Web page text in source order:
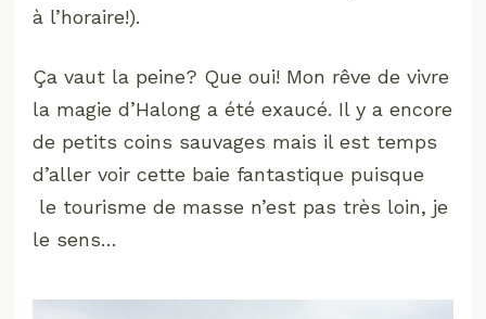
à l’horaire!).
Ça vaut la peine? Que oui! Mon rêve de vivre
la magie d’Halong a été exaucé. Il y a encore
de petits coins sauvages mais il est temps
d’aller voir cette baie fantastique puisque
le tourisme de masse n’est pas très loin, je
le sens…